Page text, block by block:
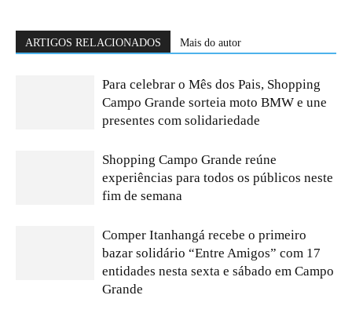
ARTIGOS RELACIONADOS Mais do autor
Para celebrar o Mês dos Pais, Shopping
Campo Grande sorteia moto BMW e une
presentes com solidariedade
Shopping Campo Grande reúne
experiências para todos os públicos neste
fim de semana
Comper Itanhangá recebe o primeiro
bazar solidário “Entre Amigos” com 17
entidades nesta sexta e sábado em Campo
Grande